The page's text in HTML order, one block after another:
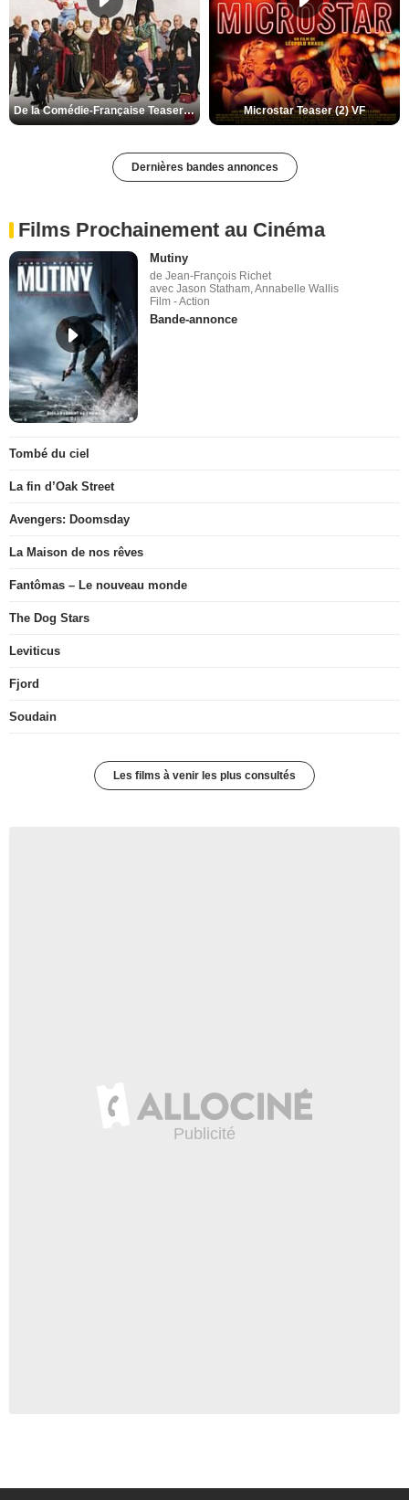
De la Comédie-Française Teaser (3) VF Microstar Teaser (2) VF
Dernières bandes annonces
Films Prochainement au Cinéma
Mutiny
de Jean-François Richet
avec Jason Statham, Annabelle Wallis
Film - Action
Bande-annonce
Tombé du ciel
La fin d’Oak Street
Avengers: Doomsday
La Maison de nos rêves
Fantômas – Le nouveau monde
The Dog Stars
Leviticus
Fjord
Soudain
Les films à venir les plus consultés